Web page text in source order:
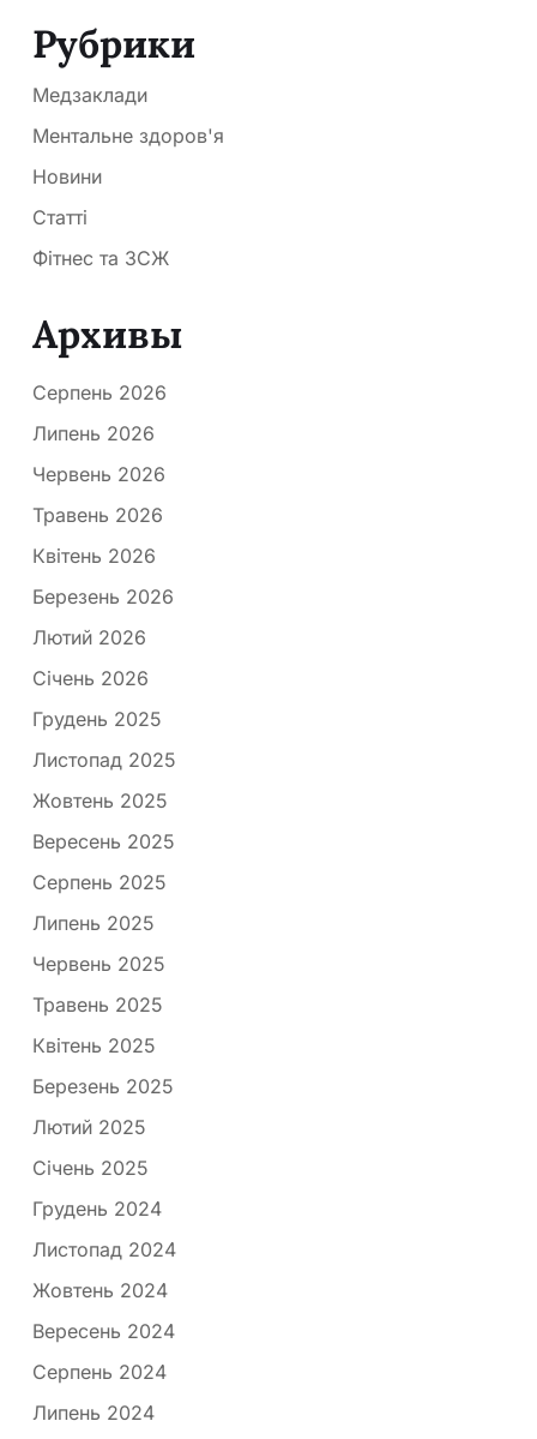
Рубрики
Медзаклади
Ментальне здоров'я
Новини
Статті
Фітнес та ЗСЖ
Архивы
Серпень 2026
Липень 2026
Червень 2026
Травень 2026
Квітень 2026
Березень 2026
Лютий 2026
Січень 2026
Грудень 2025
Листопад 2025
Жовтень 2025
Вересень 2025
Серпень 2025
Липень 2025
Червень 2025
Травень 2025
Квітень 2025
Березень 2025
Лютий 2025
Січень 2025
Грудень 2024
Листопад 2024
Жовтень 2024
Вересень 2024
Серпень 2024
Липень 2024